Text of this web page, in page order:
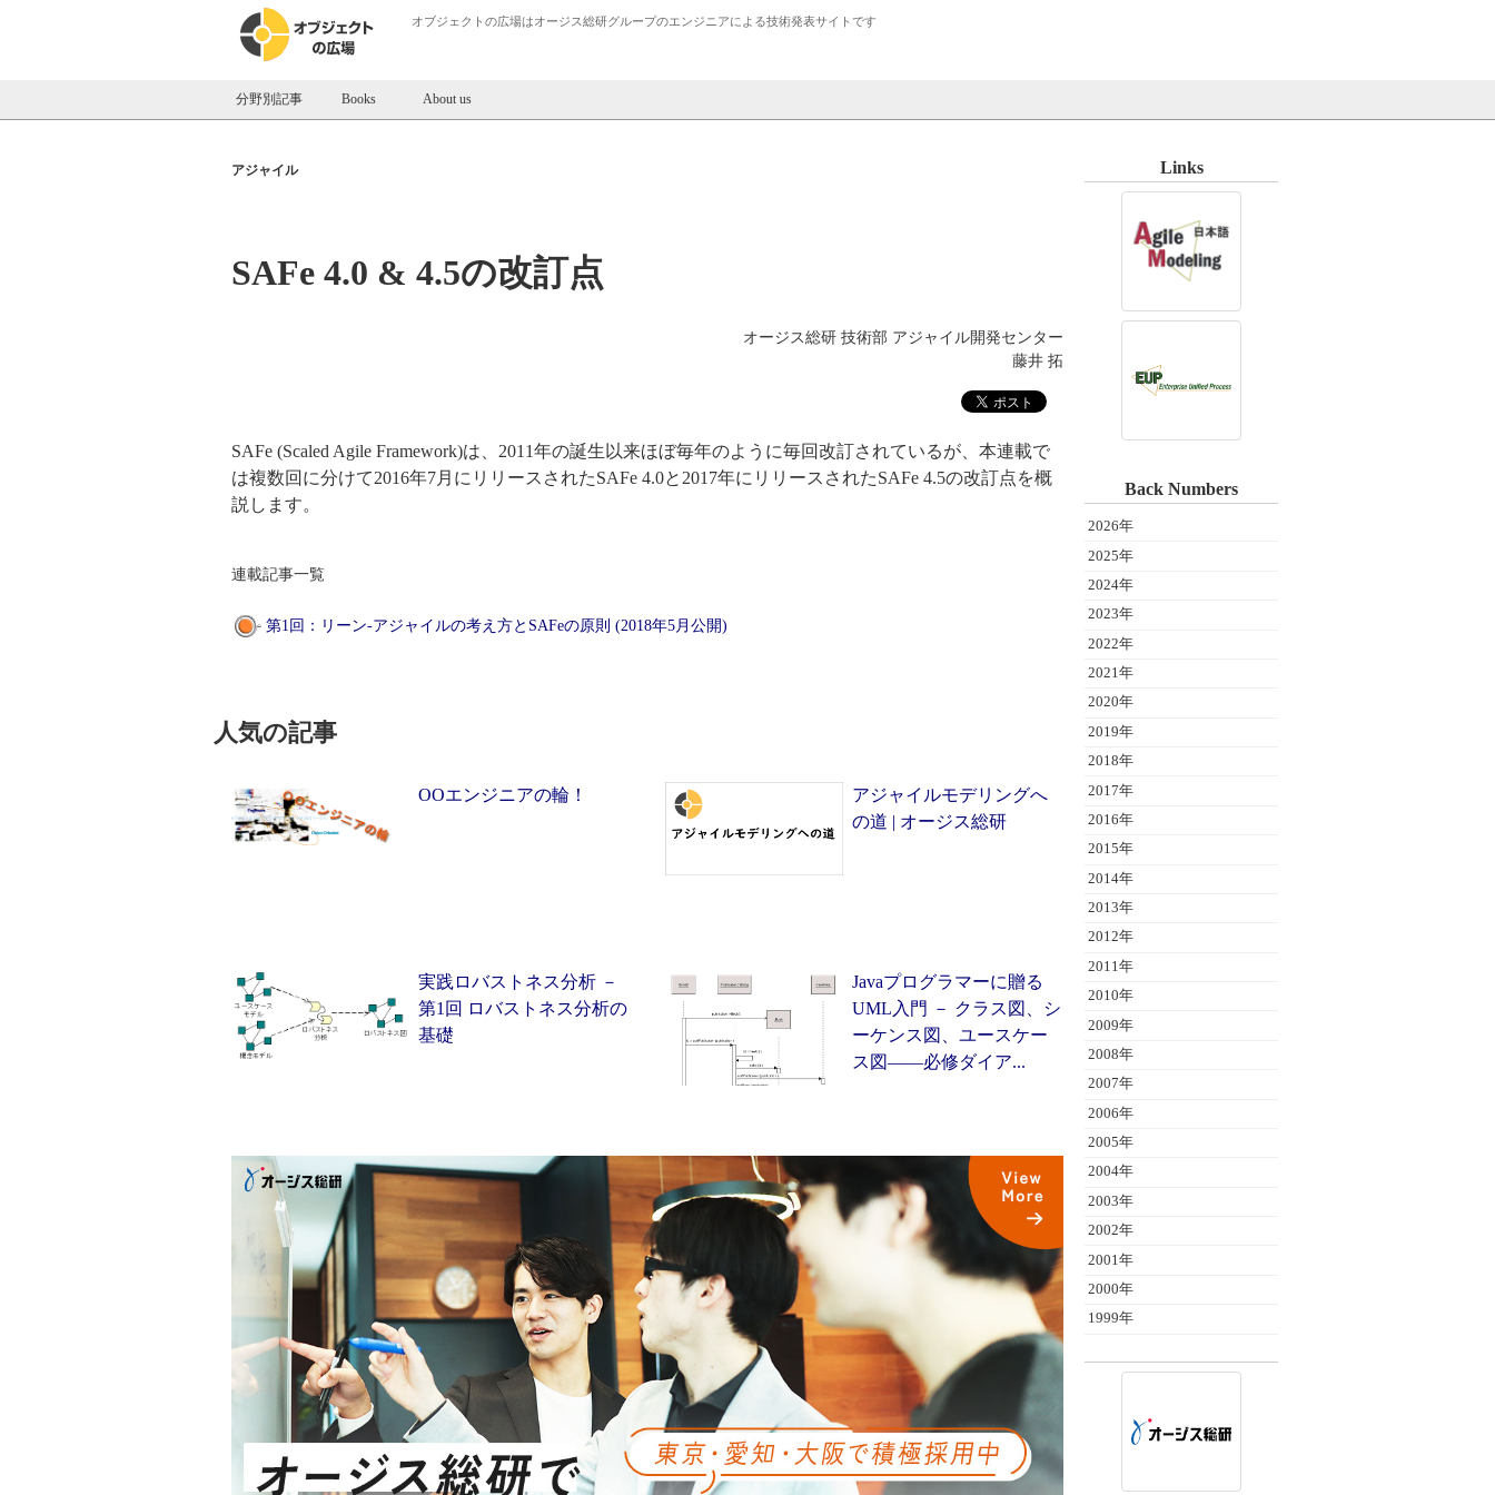
オブジェクトの広場はオージス総研グループのエンジニアによる技術発表サイトです
分野別記事 Books About us
アジャイル
SAFe 4.0 & 4.5の改訂点
オージス総研 技術部 アジャイル開発センター
藤井 拓
SAFe (Scaled Agile Framework)は、2011年の誕生以来ほぼ毎年のように毎回改訂されているが、本連載で
は複数回に分けて2016年7月にリリースされたSAFe 4.0と2017年にリリースされたSAFe 4.5の改訂点を概
説します。
連載記事一覧
第1回：リーン-アジャイルの考え方とSAFeの原則 (2018年5月公開)
人気の記事
OOエンジニアの輪！
アジャイルモデリングへ
の道 | オージス総研
実践ロバストネス分析 －
第1回 ロバストネス分析の
基礎
Javaプログラマーに贈る
UML入門 － クラス図、シ
ーケンス図、ユースケー
ス図——必修ダイア...
Links
Back Numbers
2026年
2025年
2024年
2023年
2022年
2021年
2020年
2019年
2018年
2017年
2016年
2015年
2014年
2013年
2012年
2011年
2010年
2009年
2008年
2007年
2006年
2005年
2004年
2003年
2002年
2001年
2000年
1999年